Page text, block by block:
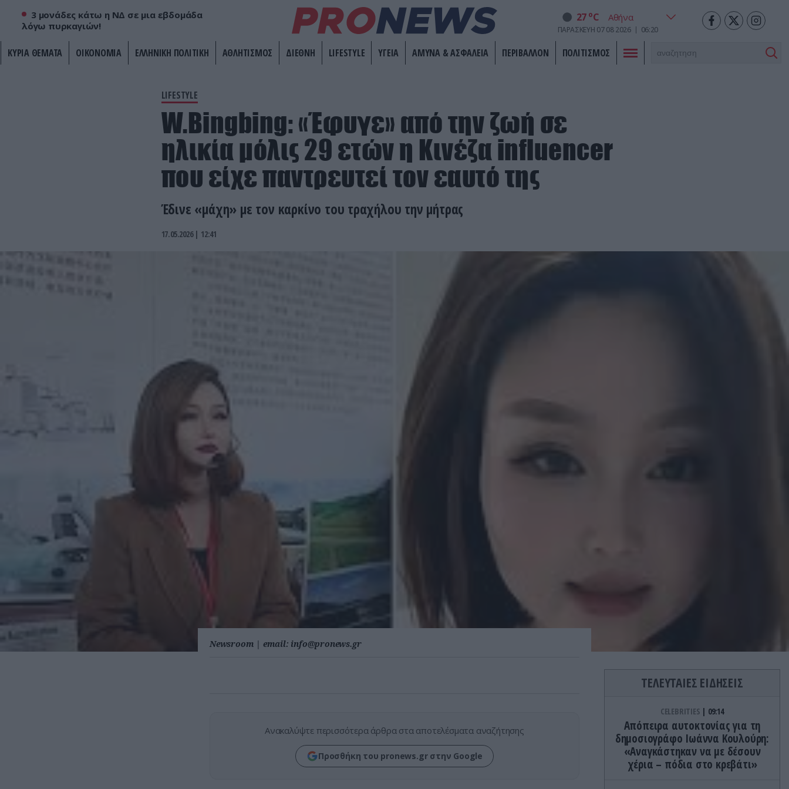
3 μονάδες κάτω η ΝΔ σε μια εβδομάδα
λόγω πυρκαγιών!
27 oC
ΠΑΡΑΣΚΕΥΗ 07 08 2026 06:20
ΚΥΡΙΑ ΘΕΜΑΤΑ ΟΙΚΟΝΟΜΙΑ ΕΛΛΗΝΙΚΗ ΠΟΛΙΤΙΚΗ ΑΘΛΗΤΙΣΜΟΣ ΔΙΕΘΝΗ LIFESTYLE ΥΓΕΙΑ ΑΜΥΝΑ & ΑΣΦΑΛΕΙΑ ΠΕΡΙΒΑΛΛΟΝ ΠΟΛΙΤΙΣΜΟΣ
LIFESTYLE
W.Bingbing: «Έφυγε» από την ζωή σε
ηλικία μόλις 29 ετών η Κινέζα influencer
που είχε παντρευτεί τον εαυτό της
Έδινε «μάχη» με τον καρκίνο του τραχήλου την μήτρας
17.05.2026 | 12:41
Newsroom | email: info@pronews.gr
Ανακαλύψτε περισσότερα άρθρα στα αποτελέσματα αναζήτησης
Προσθήκη του pronews.gr στην Google
ΤΕΛΕΥΤΑΙΕΣ ΕΙΔΗΣΕΙΣ
CELEBRITIES 09:14
Απόπειρα αυτοκτονίας για τη
δημοσιογράφο Ιωάννα Κουλούρη:
«Αναγκάστηκαν να με δέσουν
χέρια – πόδια στο κρεβάτι»